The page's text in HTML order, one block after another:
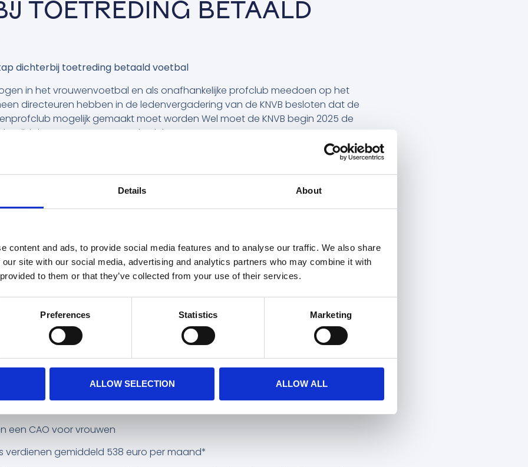
Details About
content and ads, to provide social media features and to analyse our traffic. We also share
site with our social media, advertising and analytics partners who may combine it with
to them or that they’ve collected from your use of their services.
Preferences Statistics Marketing
ALLOW SELECTION ALLOW ALL
TOETREDING BETAALD
dichterbij toetreding betaald voetbal
in het vrouwenvoetbal en als onafhankelijke profclub meedoen op het
directeuren hebben in de ledenvergadering van de KNVB besloten dat de
mogelijk gemaakt moet worden Wel moet de KNVB begin 2025 de
wijziging presenteren aan de clubs.
het vrouwenvoetbal!
alle licentie-eisen voldoet, mogen we officieel toetreden in het betaald voetbal.
Telstar kunnen wij voortbouwen op het fundament dat Telstar Vrouwen heeft
nemen we de licentie van Telstar Vrouwen over en kunnen we als HERA United
Zo kan niemand meer om ons heen.
of reserveer een seizoenskaart.
foundation
teamsport voor meiden en vrouwen in Nederland. Toch kunnen
dromen van een carrière als profvoetballer. Bij reguliere profclubs is het
van mannenclubs
een CAO voor vrouwen
verdienen gemiddeld 538 euro per maand*